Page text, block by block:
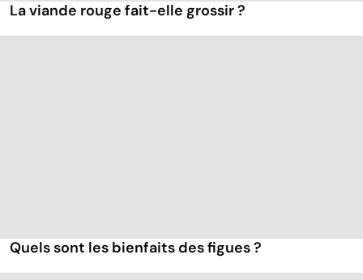
La viande rouge fait-elle grossir ?
Quels sont les bienfaits des figues ?